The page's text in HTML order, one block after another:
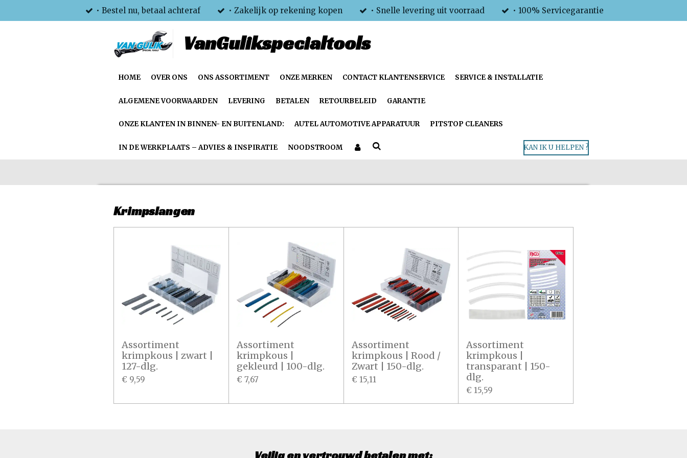
direct
• Bestel nu, betaal achteraf • Zakelijk op rekening kopen • Snelle levering uit voorraad • 100% Servicegarantie
VanGulikspecialtools
HOME OVER ONS ONS ASSORTIMENT ONZE MERKEN CONTACT KLANTENSERVICE SERVICE & INSTALLATIE
ALGEMENE VOORWAARDEN LEVERING BETALEN RETOURBELEID GARANTIE
ONZE KLANTEN IN BINNEN- EN BUITENLAND: AUTEL AUTOMOTIVE APPARATUUR PITSTOP CLEANERS
IN DE WERKPLAATS – ADVIES & INSPIRATIE NOODSTROOM KAN IK U HELPEN ?
Krimpslangen
Assortiment
krimpkous | zwart |
127-dlg.
€ 9,59
Assortiment
krimpkous |
gekleurd | 100-dlg.
€ 7,67
Assortiment
krimpkous | Rood /
Zwart | 150-dlg.
€ 15,11
Assortiment
krimpkous |
transparant | 150-
dlg.
€ 15,59
Veilig en vertrouwd betalen met: